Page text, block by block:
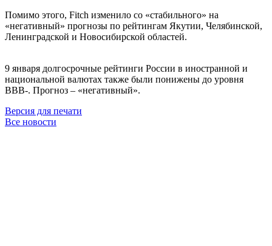
Помимо этого, Fitch изменило со «стабильного» на
«негативный» прогнозы по рейтингам Якутии, Челябинской,
Ленинградской и Новосибирской областей.
9 января долгосрочные рейтинги России в иностранной и
национальной валютах также были понижены до уровня
BBB-. Прогноз – «негативный».
Версия для печати
Все новости